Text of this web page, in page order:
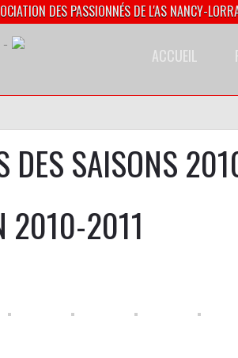
DES PASSIONNÉS DE L'AS NANCY-
ACCUEIL
DES SAISONS
2010-2011